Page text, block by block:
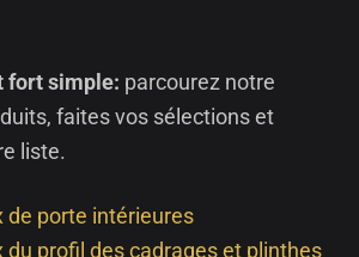
fort simple: parcourez notre
faites vos sélections et
liste.
de porte intérieures
du profil des cadrages et plinthes